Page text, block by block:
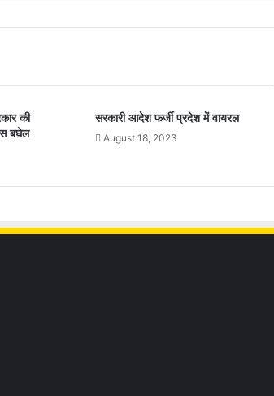
की
बघेल
सरकारी आदेश फर्जी प्रदेश में वायरल
August 18, 2023